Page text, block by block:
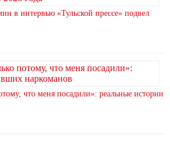
в интервью «Тульской прессе» подвел
что меня посадили»: реальные истории